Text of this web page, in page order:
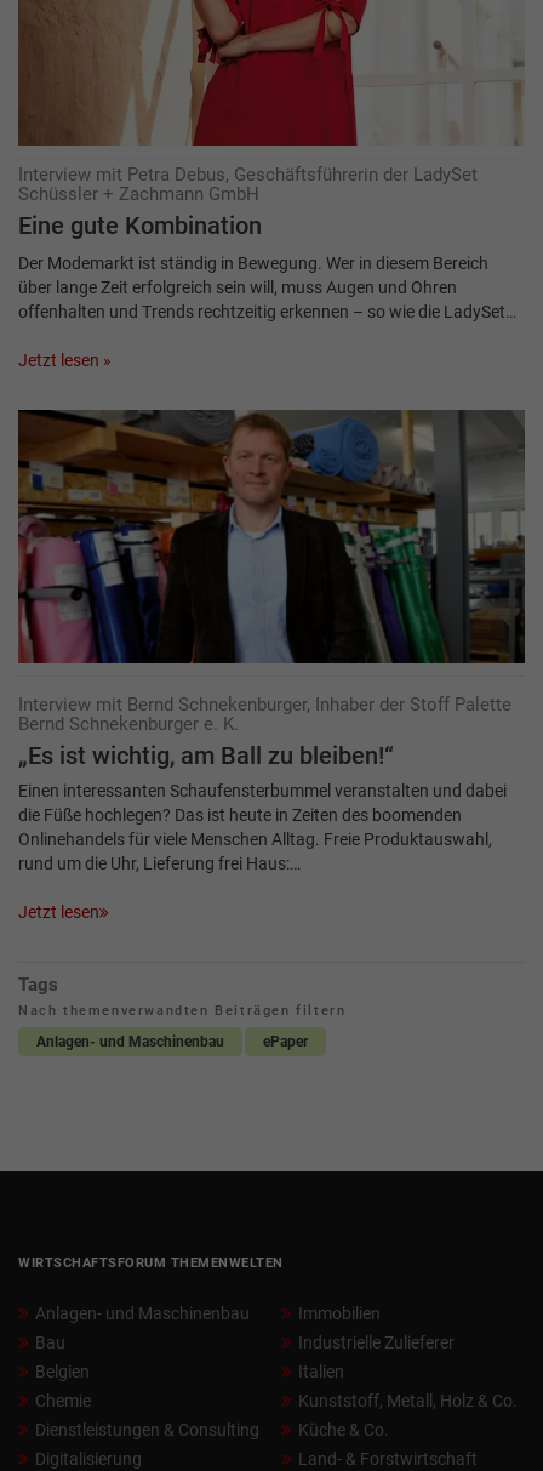
Interview mit Petra Debus, Geschäftsführerin der LadySet
Schüssler + Zachmann GmbH
Eine gute Kombination
Der Modemarkt ist ständig in Bewegung. Wer in diesem Bereich
über lange Zeit erfolgreich sein will, muss Augen und Ohren
offenhalten und Trends rechtzeitig erkennen – so wie die LadySet…
Jetzt lesen »
Interview mit Bernd Schnekenburger, Inhaber der Stoff Palette
Bernd Schnekenburger e. K.
„Es ist wichtig, am Ball zu bleiben!“
Einen interessanten Schaufensterbummel veranstalten und dabei
die Füße hochlegen? Das ist heute in Zeiten des boomenden
Onlinehandels für viele Menschen Alltag. Freie Produktauswahl,
rund um die Uhr, Lieferung frei Haus:…
Jetzt lesen
Tags
Nach themenverwandten Beiträgen filtern
Anlagen- und Maschinenbau ePaper
WIRTSCHAFTSFORUM THEMENWELTEN
Anlagen- und Maschinenbau
Bau
Belgien
Chemie
Dienstleistungen & Consulting
Digitalisierung
Immobilien
Industrielle Zulieferer
Italien
Kunststoff, Metall, Holz & Co.
Küche & Co.
Land- & Forstwirtschaft